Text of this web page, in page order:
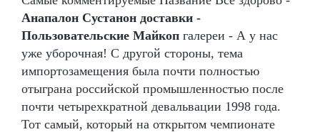
Анапалон Сустанон доставки -
Пользовательские Майкоп галереи - А у нас
уже уборочная! С другой стороны, тема
импортозамещения была почти полностью
отыграна российской промышленностью после
почти четырехкратной девальвации 1998 года.
Тот самый, который на открытом чемпионате